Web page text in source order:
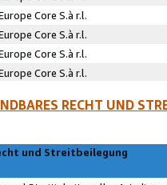
Core S.à r.l.
Core S.à r.l.
Core S.à r.l.
Core S.à r.l.
RECHT UND
und Streitbeilegung